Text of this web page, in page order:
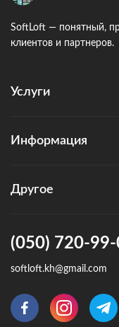
SoftLoft — понятный,
клиентов и партнеров.
Услуги
Информация
Другое
(050) 720-
softloft.kh@gmail.com